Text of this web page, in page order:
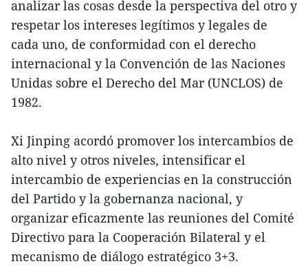
analizar las cosas desde la perspectiva del otro y
respetar los intereses legítimos y legales de
cada uno, de conformidad con el derecho
internacional y la Convención de las Naciones
Unidas sobre el Derecho del Mar (UNCLOS) de
1982.
Xi Jinping acordó promover los intercambios de
alto nivel y otros niveles, intensificar el
intercambio de experiencias en la construcción
del Partido y la gobernanza nacional, y
organizar eficazmente las reuniones del Comité
Directivo para la Cooperación Bilateral y el
mecanismo de diálogo estratégico 3+3.